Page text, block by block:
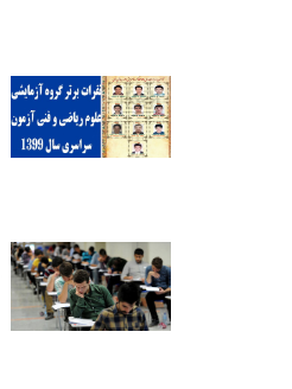
30 Shahrivar 1399 -
15 Mordad 1398 -